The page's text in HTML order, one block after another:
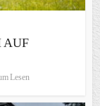
AUF
Lesen